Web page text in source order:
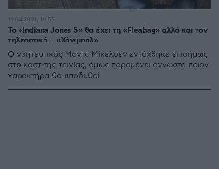
Το «Indiana Jones 5» θα έχει τη «Fleabag» αλλά και τον
τηλεοπτικό... «Χάνιμπαλ»
Ο γοητευτικός Μαντς Μίκελσεν εντάχθηκε επισήμως
στο καστ της ταινίας, όμως παραμένει άγνωστο ποιον
χαρακτήρα θα υποδυθεί
19.04.2021, 10:55